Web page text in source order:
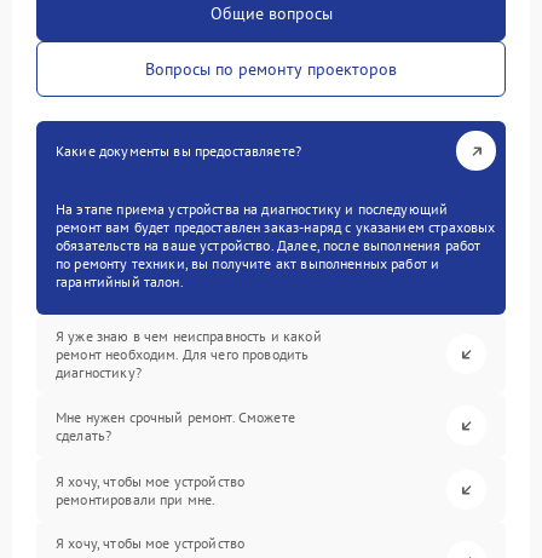
Общие вопросы
Вопросы по ремонту проекторов
Какие документы вы предоставляете?
На этапе приема устройства на диагностику и последующий
ремонт вам будет предоставлен заказ-наряд с указанием страховых
обязательств на ваше устройство. Далее, после выполнения работ
по ремонту техники, вы получите акт выполненных работ и
гарантийный талон.
Я уже знаю в чем неисправность и какой
ремонт необходим. Для чего проводить
диагностику?
Мне нужен срочный ремонт. Сможете
сделать?
Я хочу, чтобы мое устройство
ремонтировали при мне.
Я хочу, чтобы мое устройство